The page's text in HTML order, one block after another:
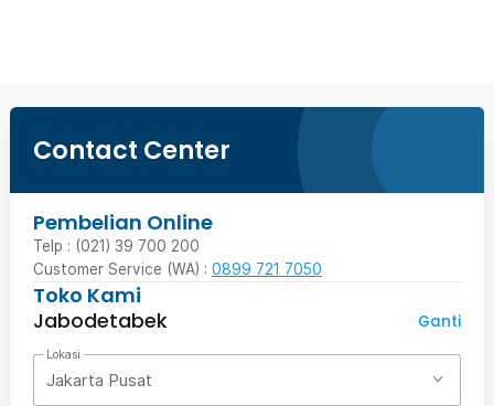
Contact Center
Pembelian Online
Telp : (021) 39 700 200
Customer Service (WA) : 0899 721 7050
Toko Kami
Jabodetabek
Ganti
Lokasi
Jakarta Pusat